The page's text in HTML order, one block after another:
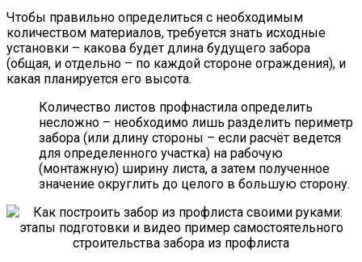
Чтобы правильно определиться с необходимым
количеством материалов, требуется знать исходные
установки – какова будет длина будущего забора
(общая, и отдельно – по каждой стороне ограждения), и
какая планируется его высота.
Количество листов профнастила определить
несложно – необходимо лишь разделить периметр
забора (или длину стороны – если расчёт ведется
для определенного участка) на рабочую
(монтажную) ширину листа, а затем полученное
значение округлить до целого в большую сторону.